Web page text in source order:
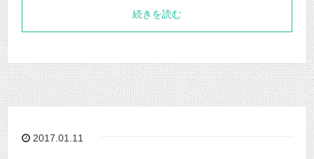
続きを読む
2017.01.11